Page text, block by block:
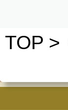
TOP >